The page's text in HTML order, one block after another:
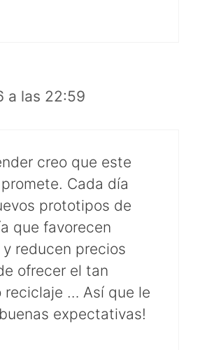
a las 22:59
creo que este
Cada día
prototipos de
que favorecen
reducen precios
ofrecer el tan
reciclaje … Así que le
expectativas!